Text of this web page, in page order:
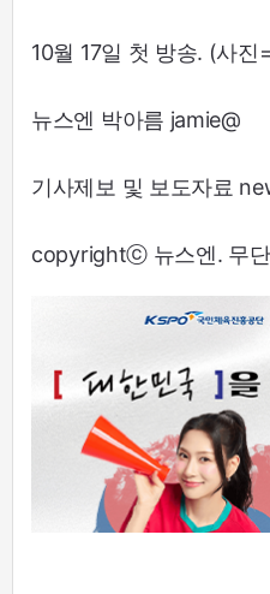
10월 17일 첫 방송. (사
뉴스엔 박아름 jamie@
기사제보 및 보도자료
copyrightⓒ 뉴스엔. 무